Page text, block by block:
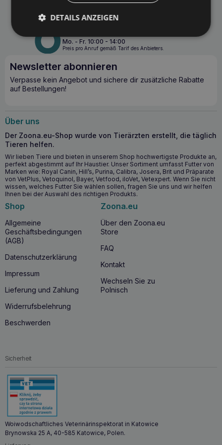
Allergien neigen, sowie für Ausstellungshunde. Im Sommer
hat die Butter eine schützende Wirkung gegen
Verbrennungen durch heiße Straßenbeläge. Anwendung:
Massieren Sie eine dünne Schicht der Creme auf die
gereinigte Haut von Pfoten und Nase. Das Produkt ist nur
zur äußeren Anwendung bestimmt. Lagern Sie die Butter bei
den Kontakt mit den Augen. Außerhalb der Reichweite von
Kindern aufbewahren. Das Produkt ist für Tiere bestimmt.
Verwendbar bis: Verfallsdatum und Chargennummer auf der
Verpackung INCI: Butyrospermum Parkii Butter, Prunus
Kernel Oil, Linum Usitatissimum Seed Oil, Cannabis sativa
Seed Oil, Tocopheryl Acetate, Calendula Officinalis Flower
Extract.
Telefon
Mo. - Fr. 10:00 - 14:00
Preis pro Anruf gemäß Tarif des Anbieters.
Newsletter abonnieren
Verpasse kein Angebot und sichere dir zusätzliche Rabatte
auf Bestellungen!
Über uns
Der Zoona.eu-Shop wurde von Tierärzten erstellt, die täglich
Tieren helfen.
Wir lieben Tiere und bieten in unserem Shop hochwertigste Produkte an,
perfekt abgestimmt auf Ihr Haustier. Unser Sortiment umfasst Futter von
Marken wie: Royal Canin, Hill’s, Purina, Calibra, Josera, Brit und Präparate
von VetPlus, Vetoquinol, Bayer, Vetfood, iloVet, Vetexpert. Wenn Sie nicht
wissen, welches Futter Sie wählen sollen, fragen Sie uns und wir helfen
Ihnen bei der Auswahl des richtigen Produkts.
Shop
Allgemeine
Geschäftsbedingungen
(AGB)
Datenschutzerklärung
Impressum
Lieferung und Zahlung
Widerrufsbelehrung
Beschwerden
Zoona.eu
Über den Zoona.eu
Store
FAQ
Kontakt
Wechseln Sie zu
Polnisch
Sicherheit
Woiwodschaftliches Veterinärinspektorat in Katowice
Brynowska 25 A, 40-585 Katowice, Polen.
DETAILS ANZEIGEN